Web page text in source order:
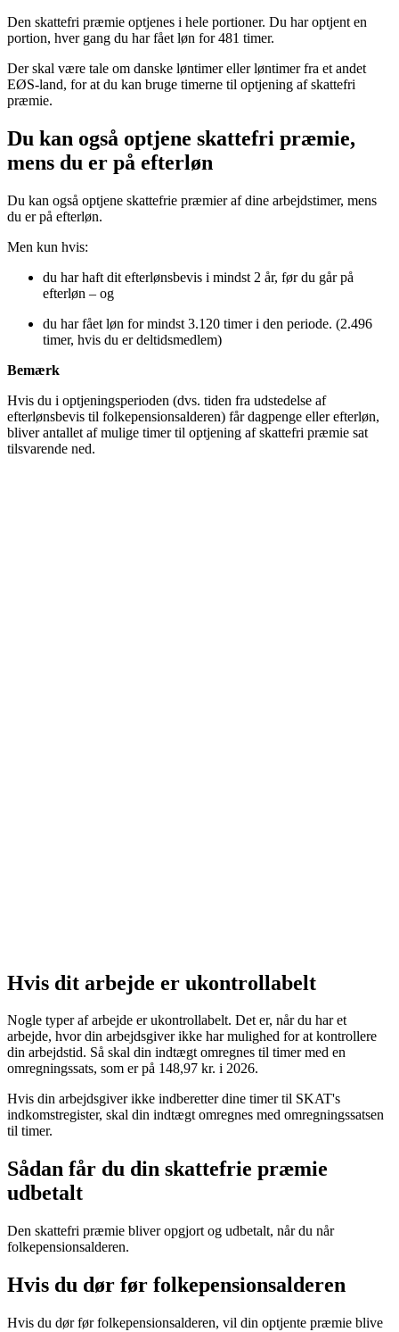
Den skattefri præmie optjenes i hele portioner. Du har optjent en
portion, hver gang du har fået løn for 481 timer.
Der skal være tale om danske løntimer eller løntimer fra et andet
EØS-land, for at du kan bruge timerne til optjening af skattefri
præmie.
Du kan også optjene skattefri præmie,
mens du er på efterløn
Du kan også optjene skattefrie præmier af dine arbejdstimer, mens
du er på efterløn.
Men kun hvis:
du har haft dit efterlønsbevis i mindst 2 år, før du går på
efterløn – og
du har fået løn for mindst 3.120 timer i den periode. (2.496
timer, hvis du er deltidsmedlem)
Bemærk
Hvis du i optjeningsperioden (dvs. tiden fra udstedelse af
efterlønsbevis til folkepensionsalderen) får dagpenge eller efterløn,
bliver antallet af mulige timer til optjening af skattefri præmie sat
tilsvarende ned.
Hvis dit arbejde er ukontrollabelt
Nogle typer af arbejde er ukontrollabelt. Det er, når du har et
arbejde, hvor din arbejdsgiver ikke har mulighed for at kontrollere
din arbejdstid. Så skal din indtægt omregnes til timer med en
omregningssats, som er på 148,97 kr. i 2026.
Hvis din arbejdsgiver ikke indberetter dine timer til SKAT's
indkomstregister, skal din indtægt omregnes med omregningssatsen
til timer.
Sådan får du din skattefrie præmie
udbetalt
Den skattefri præmie bliver opgjort og udbetalt, når du når
folkepensionsalderen.
Hvis du dør før folkepensionsalderen
Hvis du dør før folkepensionsalderen, vil din optjente præmie blive